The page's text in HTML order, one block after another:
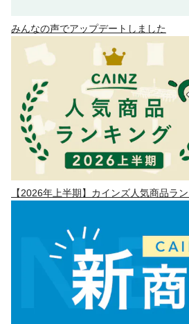
みんなの声でアップデートしました
【2026年上半期】カインズ人気商品ラ